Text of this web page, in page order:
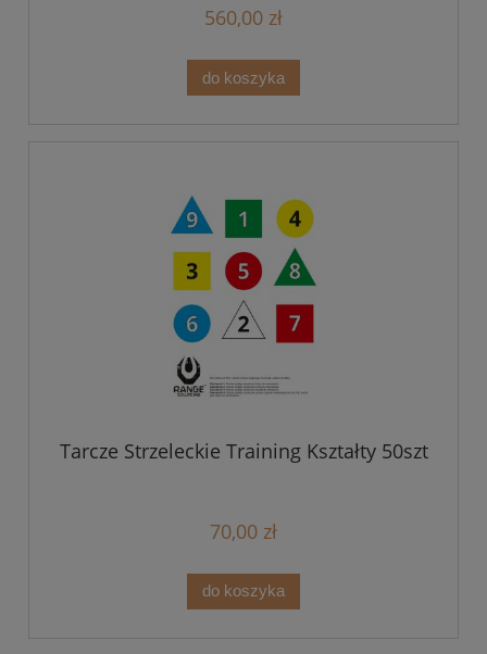
560,00 zł
do koszyka
Tarcze Strzeleckie Training Kształty 50szt
70,00 zł
do koszyka